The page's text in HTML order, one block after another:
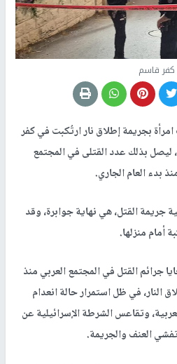
كفر قاسم
بجريمة إطلاق نار ارتُكبت في كفر
قاسم داخل أراضي العام 1948، ليصل بذلك عدد القتلى في المجتمع
القتل، هي نهاية جوابرة، وقد
أمام منزلها.
جرائم القتل في المجتمع العربي منذ
النار، في ظل استمرار حالة انعدام
وتقاعس الشرطة الإسرائيلية عن
العنف والجريمة.